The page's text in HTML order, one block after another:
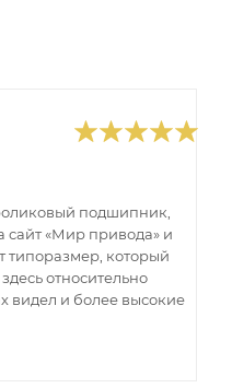
подшипник,
сайт «Мир привода» и
типоразмер, который
относительно
видел и более высокие